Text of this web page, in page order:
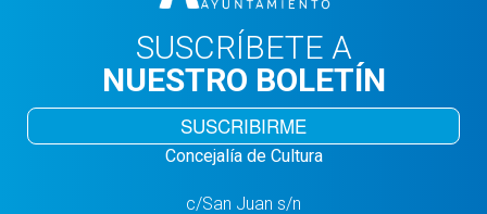
SUSCRÍBETE A
NUESTRO BOLETÍN
SUSCRIBIRME
Concejalía de Cultura
c/San Juan s/n